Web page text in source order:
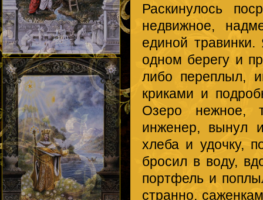
Раскинулось
недвижное,
единой
одном берегу и
либо переплыл,
криками и
Озеро нежное,
инженер, вынул
хлеба и удочку,
бросил в воду,
портфель и
странно,